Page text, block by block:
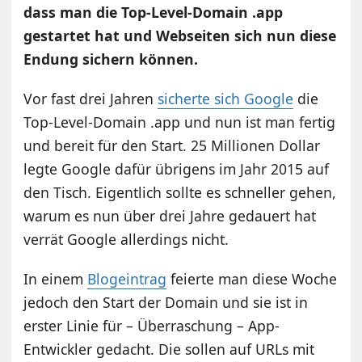
dass man die Top-Level-Domain .app
gestartet hat und Webseiten sich nun diese
Endung sichern können.
Vor fast drei Jahren sicherte sich Google die
Top-Level-Domain .app und nun ist man fertig
und bereit für den Start. 25 Millionen Dollar
legte Google dafür übrigens im Jahr 2015 auf
den Tisch. Eigentlich sollte es schneller gehen,
warum es nun über drei Jahre gedauert hat
verrät Google allerdings nicht.
In einem Blogeintrag feierte man diese Woche
jedoch den Start der Domain und sie ist in
erster Linie für – Überraschung – App-
Entwickler gedacht. Die sollen auf URLs mit